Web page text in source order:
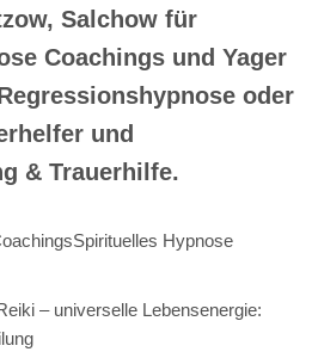
Salchow für
Coachings und Yager
oder
und
& Trauerhilfe.
Hypnose
– universelle Lebensenergie: